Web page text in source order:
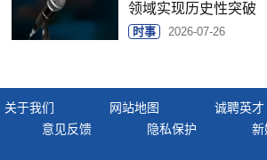
领域实现历史性突破
时事 2026-07-26
关于我们 网站地图 诚聘英才
意见反馈
隐私保护 新